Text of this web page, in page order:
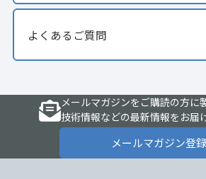
よくあるご質問
メールマガジンをご購読の方に
技術情報などの最新情報をお届
メールマガジン登録